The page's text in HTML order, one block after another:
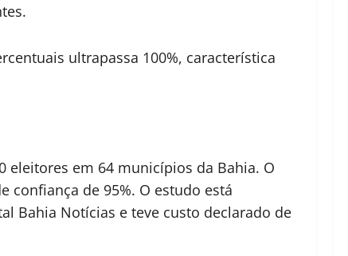
ultrapassa 100%, característica
eleitores em 64 municípios da Bahia. O
confiança de 95%. O estudo está
Bahia Notícias e teve custo declarado de